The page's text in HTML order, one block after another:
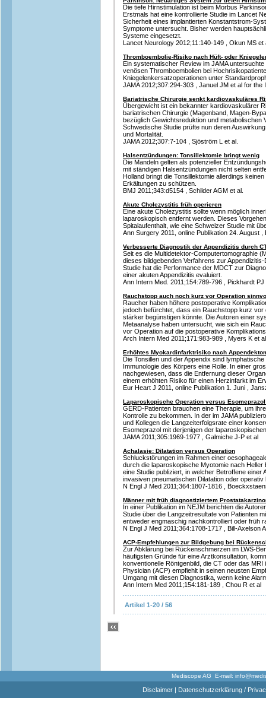
Die tiefe Hirnstimulation ist beim Morbus
Erstmals hat eine kontrollierte Studie im Lancet
Sicherheit eines implantierten Konstantstrom-
Symptome untersucht. Bisher werden
Systeme eingesetzt.
Lancet Neurology 2012;11:140-149 , Okun MS
Thromboembolie-Risiko nach Hüft- oder
Ein systematischer Review im JAMA
venösen Thromboembolien bei
Kniegelenkersatzoperationen unter
JAMA 2012;307:294-303 , Januel JM et al for the
Bariatrische Chirurgie senkt kardiovaskuläres
Übergewicht ist ein bekannter kardiovaskulärer
bariatrischen Chirurgie (Magenband, Magen-
bezüglich Gewichtsreduktion und metabolischen
Schwedische Studie prüfte nun deren
und Mortalität.
JAMA 2012;307:7-104 , Sjöström L et al.
Halsentzündungen: Tonsillektomie bringt wenig
Die Mandeln gelten als potenzieller
mit ständigen Halsentzündungen nicht selten
Holland bringt die Tonsillektomie allerdings
Erkältungen zu schützen.
BMJ 2011;343:d5154 , Schilder AGM et al.
Akute Cholezystitis früh operieren
Eine akute Cholezystitis sollte wenn möglich
laparoskopisch entfernt werden. Dieses
Spitalaufenthalt, wie eine Schweizer Studie mit
Ann Surgery 2011, online Publikation 24. August ,
Verbesserte Diagnostik der Appendizitis durch
Seit es die Multidetektor-Computertomographie
dieses bildgebenden Verfahrens zur
Studie hat die Performance der MDCT zur
einer akuten Appendizitis evaluiert.
Ann Intern Med. 2011;154:789-796 , Pickhardt PJ
Rauchstopp auch noch kurz vor Operation
Raucher haben höhere postoperative
jedoch befürchtet, dass ein Rauchstopp kurz vor
stärker begünstigen könnte. Die Autoren einer
Metaanalyse haben untersucht, wie sich ein
vor Operation auf die postoperative
Arch Intern Med 2011;171:983-989 , Myers K et al
Erhöhtes Myokardinfarktrisiko nach
Die Tonsillen und der Appendix sind
Immunologie des Körpers eine Rolle. In einer
nachgewiesen, dass die Entfernung dieser
einem erhöhten Risiko für einen Herzinfarkt im
Eur Heart J 2011, online Publikation 1. Juni ,
Laparoskopische Operation versus Esomeprazol
GERD-Patienten brauchen eine Therapie, um
Kontrolle zu bekommen. In der im JAMA
und Kollegen die Langzeiterfolgsrate einer
Esomeprazol mit derjenigen der
JAMA 2011;305:1969-1977 , Galmiche J-P et al
Achalasie: Dilatation versus Operation
Schluckstörungen im Rahmen einer
durch die laparoskopische Myotomie nach Heller
eine Studie publiziert, in welcher Betroffene einer
invasiven pneumatischen Dilatation oder operativ
N Engl J Med 2011;364:1807-1816 ,
Männer mit früh diagnostiziertem
In einer Publikation im NEJM berichten die
Studie über die Langzeitresultate von Patienten
entweder engmaschig nachkontrolliert oder früh
N Engl J Med 2011;364:1708-1717 , Bill-Axelson
ACP-Empfehlungen zur Bildgebung bei
Zur Abklärung bei Rückenschmerzen im LWS-
häufigsten Gründe für eine Arztkonsultation,
konventionelle Röntgenbild, die CT oder das
Physician (ACP) empfiehlt in seinen neusten
Umgang mit diesen Diagnostika, wenn keine
Ann Intern Med 2011;154:181-189 , Chou R et al
Artikel 1-20 / 56
Mediscope AG E-mail:
Disclaimer| Datenschutzerklärung /